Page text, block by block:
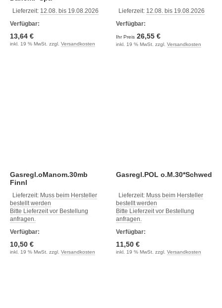
Lieferzeit: 12.08. bis 19.08.2026
Verfügbar:
13,64 €
inkl. 19 % MwSt. zzgl. Versandkosten
Lieferzeit: 12.08. bis 19.08.2026
Verfügbar:
Ihr Preis 26,55 €
inkl. 19 % MwSt. zzgl. Versandkosten
Gasregl.oManom.30mb
Finnl
Lieferzeit: Muss beim Hersteller
bestellt werden
Bitte Lieferzeit vor Bestellung
anfragen.
Verfügbar:
10,50 €
inkl. 19 % MwSt. zzgl. Versandkosten
Gasregl.POL o.M.30*Schwed
Lieferzeit: Muss beim Hersteller
bestellt werden
Bitte Lieferzeit vor Bestellung
anfragen.
Verfügbar:
11,50 €
inkl. 19 % MwSt. zzgl. Versandkosten